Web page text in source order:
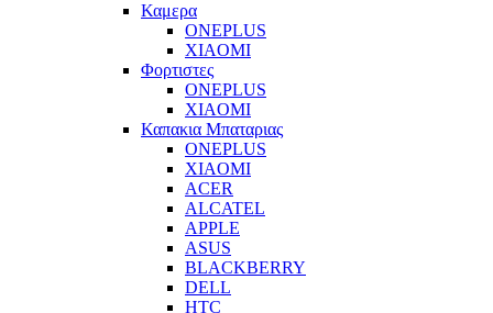
Καμερα
ONEPLUS
XIAOMI
Φορτιστες
ONEPLUS
XIAOMI
Καπακια Μπαταριας
ONEPLUS
XIAOMI
ACER
ALCATEL
APPLE
ASUS
BLACKBERRY
DELL
HTC